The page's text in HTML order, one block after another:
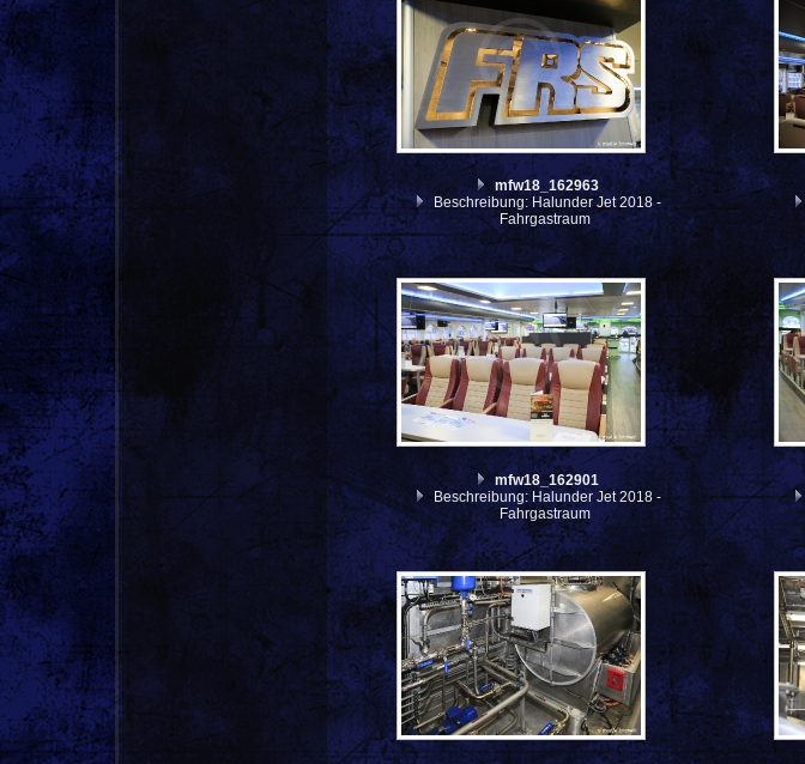
mfw18_162963
Beschreibung: Halunder Jet 2018 -
Fahrgastraum
mfw18_162901
Beschreibung: Halunder Jet 2018 -
Fahrgastraum